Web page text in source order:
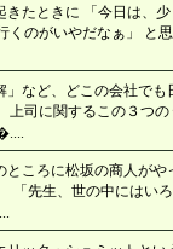
きたときに 「今日は、
くのがいやだなぁ」 と
」など、どこの会社で
上司に関するこの３つ
ところに松坂の商人が
「先生、世の中には